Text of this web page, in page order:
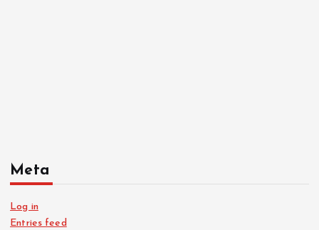
Meta
Log in
Entries feed